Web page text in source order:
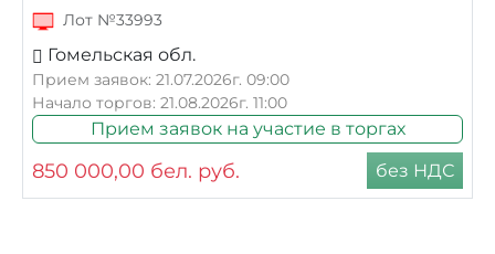
Лот №33993
Гомельская обл.
Прием заявок: 21.07.2026г. 09:00
Начало торгов: 21.08.2026г. 11:00
Прием заявок на участие в торгах
850 000,00 бел. руб. без НДС